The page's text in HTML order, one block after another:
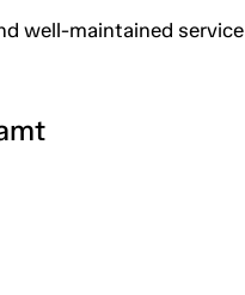
well-maintained service